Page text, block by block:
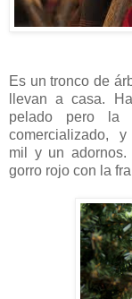
Es un tronco de
llevan a casa.
pelado pero la
comercializado,
y
mil y un adornos.
gorro rojo con la